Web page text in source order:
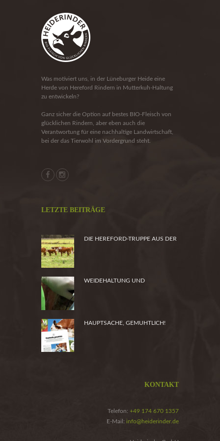
Was motiviert uns, in der Lüneburger Heide eine
Herde von Hereford Rindern in Mutterkuh-Haltung
zu entwickeln?
Ganz sicher die Option auf bestes BIO-Fleisch von
glücklichen Rindern, aber eben auch die
Verantwortung für eine nachhaltige Landwirtschaft,
bei der das Tierwohl im Vordergrund steht.
LETZTE BEITRÄGE
DIE HEREFORD-TRUPPE AUS DER
WEIDEHALTUNG UND
HAUPTSACHE, GEMUHTLICH!
KONTAKT
Telefon: +49 174 670 1357
E-Mail: info@heiderinder.de